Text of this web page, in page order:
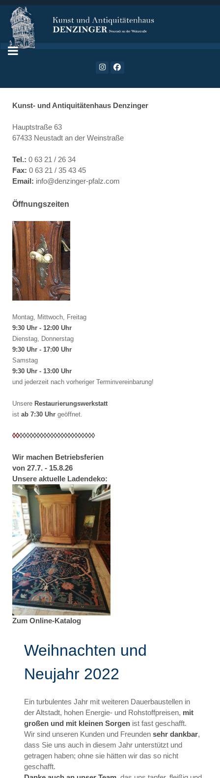
Kunst- und Antiquitätenhaus Denzinger
Hauptstraße 63
67433 Neustadt an der Weinstraße
Tel.: 0 63 21 / 26 34
Fax: 0 63 21 / 35 43 45
Email: info@denzinger-pfalz.com
Öffnungszeiten
Montag, Mittwoch, Freitag
9:30 Uhr - 12:00 Uhr
Dienstag, Donnerstag
9:30 Uhr - 17:00 Uhr
Samstag
9:30 Uhr - 13:00 Uhr
und jederzeit nach vorheriger Terminvereinbarung!
Unsere Restaurierungswerkstatt
ist ab 7:30 Uhr geöffnet.
◊◊◊◊◊◊◊◊◊◊◊◊◊◊◊◊◊◊◊◊◊◊◊◊
Wir machen Betriebsferien
von 27.7. - 15.8.26
Unsere aktuelle Ladendeko:
Zum Online-Katalog
Weihnachten und
Neujahr 2022
Ein turbulentes Jahr mit weiteren Dauerbaustellen in
der Altstadt, hohen Energie- und Rohstoffpreisen, mit
großen und mit kleinen Sorgen ist fast geschafft.
Wir sind unseren Kunden und Freunden sehr dankbar,
dass Sie uns auch in diesem Jahr unterstützt und
getragen haben; ohne sie hätten wir das so nicht
geschafft.